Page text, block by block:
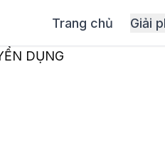
Trang chủ Giải